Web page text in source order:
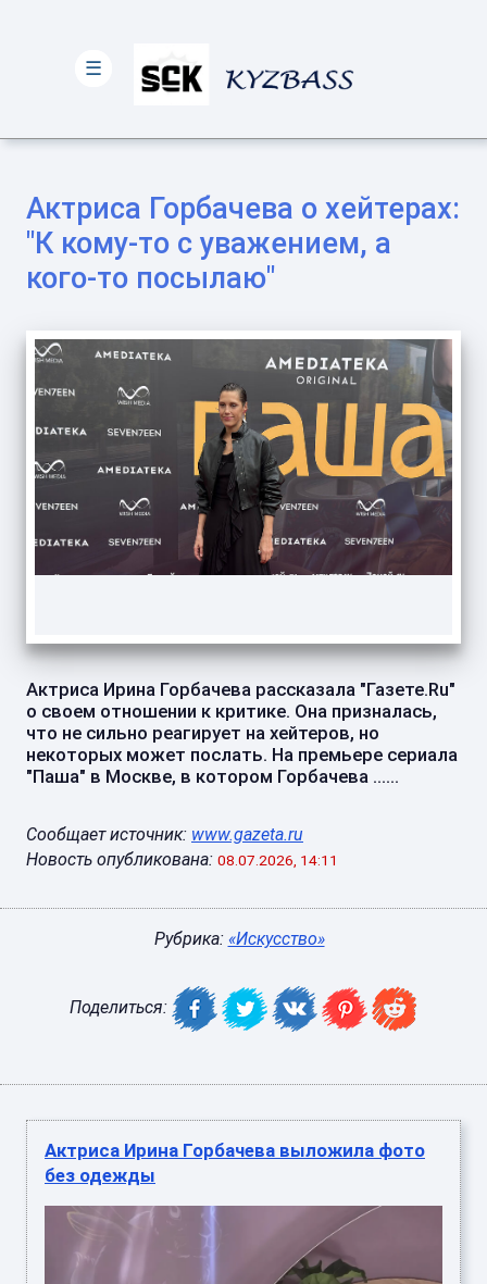
Актриса Горбачева о хейтерах:
"К кому-то с уважением, а
кого-то посылаю"
Актриса Ирина Горбачева рассказала "Газете.Ru"
о своем отношении к критике. Она призналась,
что не сильно реагирует на хейтеров, но
некоторых может послать. На премьере сериала
"Паша" в Москве, в котором Горбачева ......
Сообщает источник: www.gazeta.ru
Новость опубликована: 08.07.2026, 14:11
Рубрика: «Искусство»
Поделиться:
Актриса Ирина Горбачева выложила фото
без одежды
☰